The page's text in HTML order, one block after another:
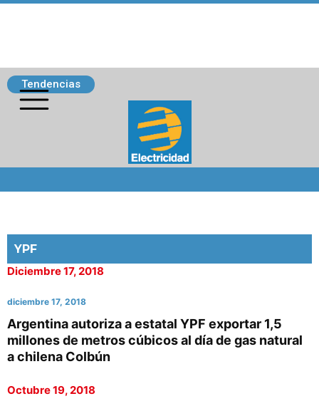
Tendencias
YPF
Diciembre 17, 2018
diciembre 17, 2018
Argentina autoriza a estatal YPF exportar 1,5
millones de metros cúbicos al día de gas natural
a chilena Colbún
Octubre 19, 2018